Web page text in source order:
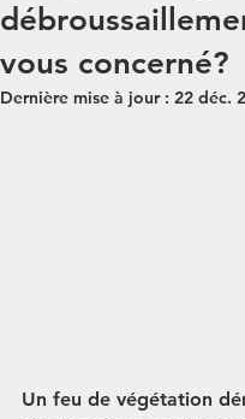
vous concerné?
Dernière mise à jour : 22 déc.
Un feu de végétation